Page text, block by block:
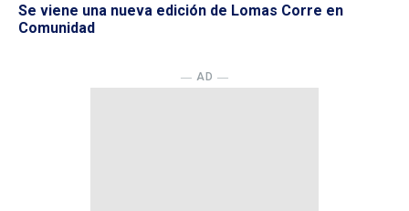
Se viene una nueva edición de Lomas Corre en
Comunidad
― AD ―